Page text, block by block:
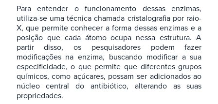
Para entender o funcionamento dessas enzimas,
utiliza-se uma técnica chamada cristalografia por raio-
X, que permite conhecer a forma dessas enzimas e a
posição que cada átomo ocupa nessa estrutura. A
partir disso, os pesquisadores podem fazer
modificações na enzima, buscando modificar a sua
especificidade, o que permite que diferentes grupos
químicos, como açúcares, possam ser adicionados ao
núcleo central do antibiótico, alterando as suas
propriedades.